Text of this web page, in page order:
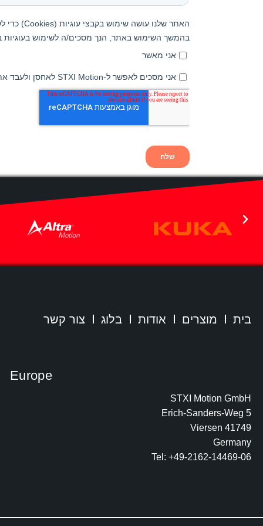
בית מוצרים אודות בלוג צור קשר
Europe
STXI Motion GmbH
Erich-Sanders-Weg 5
41749 Viersen
Germany
Tel: +49-2162-14469-06